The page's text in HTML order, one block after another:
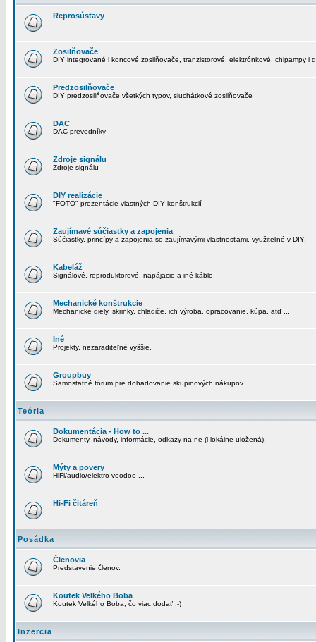
Reprosústavy
Zosilňovače
DIY integrované i koncové zosilňovače, tranzistorové, elektrónkové, chipampy i
Predzosilňovače
DIY predzosilňovače všetkých typov, sluchátkové zosilňovače
DAC
DAC prevodníky
Zdroje signálu
Zdroje signálu
DIY realizácie
"FOTO" prezentácie vlastných DIY konštrukcií
Zaujímavé súčiastky a zapojenia
Súčiastky, princípy a zapojenia so zaujímavými vlastnosťami, využiteľné v DIY.
Kabeláž
Signálové, reproduktorové, napájacie a iné káble
Mechanické konštrukcie
Mechanické diely, skrinky, chladiče, ich výroba, opracovanie, kúpa, atď ...
Iné
Projekty, nezaraditeľné vyššie.
Groupbuy
Samostatné fórum pre dohadovanie skupinových nákupov ...
Teória
Dokumentácia - How to ...
Dokumenty, návody, informácie, odkazy na ne (i lokálne uložená).
Mýty a povery
HiFi/audio/elektro voodoo ...
Hi-Fi čitáreň
Posádka
Členovia
Predstavenie členov.
Koutek Velkého Boba
Koutek Velkého Boba, čo viac dodať :-)
Inzercia